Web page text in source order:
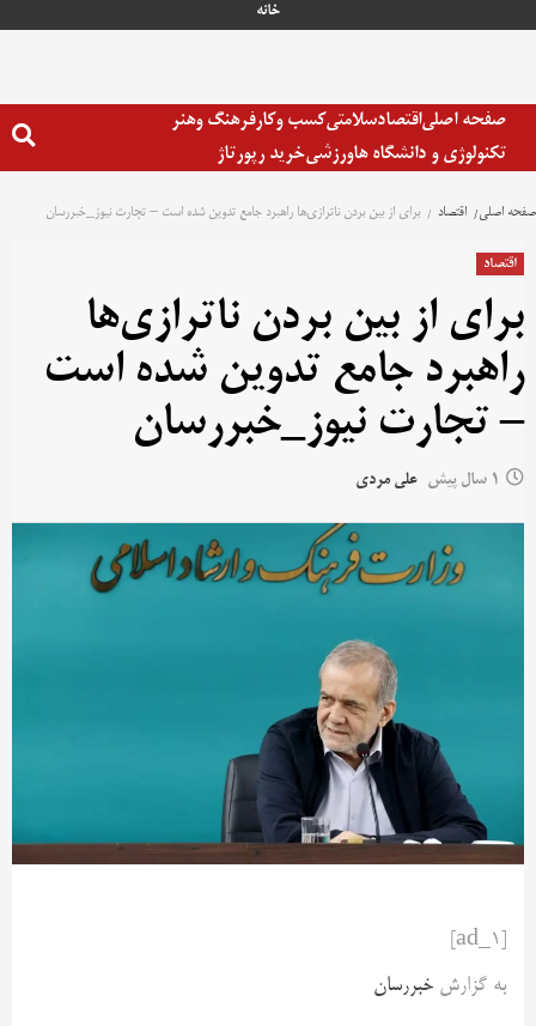
خانه
صفحه اصلیاقتصادسلامتیکسب وکارفرهنگ وهنر
تکنولوژی و دانشگاه هاورزشیخرید رپورتاژ
صفحه اصلی اقتصاد برای از بین بردن ناترازی‌ها راهبرد جامع تدوین شده است – تجارت نیوز_خبررسان
اقتصاد
برای از بین بردن ناترازی‌ها
راهبرد جامع تدوین شده است
– تجارت نیوز_خبررسان
1 سال پیش علی مردی
به گزارش خبررسان